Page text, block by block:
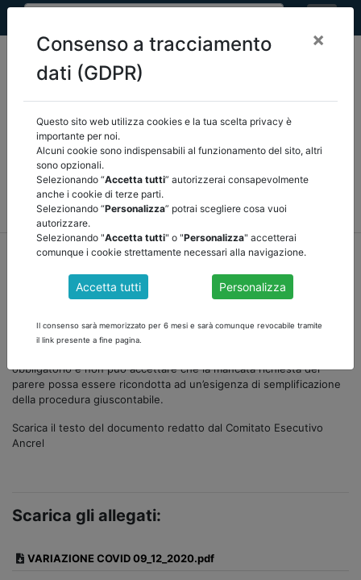
Seleziona una categoria:
COMUNICAZIONI
RASSEGNA STAMPA VEDI TUTTE
home notizie comunicazioni/torna indietro
DELL’ORGANO DI REVISIONE
obbligatorio e non può accettare che la mancata richiesta del
parere possa essere ricondotta ad un’esigenza di semplificazione
della procedura giuscontabile.
Scarica il testo del documento redatto dal Comitato Esecutivo
Ancrel
Scarica gli allegati:
VARIAZIONE COVID 09_12_2020.pdf
Consenso a tracciamento
dati (GDPR)
×
Questo sito web utilizza cookies e la tua scelta privacy è
importante per noi.
Alcuni cookie sono indispensabili al funzionamento del sito, altri
sono opzionali.
Selezionando “Accetta tutti” autorizzerai consapevolmente
anche i cookie di terze parti.
Selezionando “Personalizza” potrai scegliere cosa vuoi
autorizzare.
Selezionando "Accetta tutti" o "Personalizza" accetterai
comunque i cookie strettamente necessari alla navigazione.
Accetta tutti Personalizza
Il consenso sarà memorizzato per 6 mesi e sarà comunque revocabile tramite
il link presente a fine pagina.